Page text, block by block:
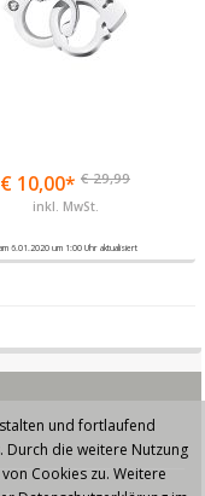
€ 10,00* € 29,99
inkl. MwSt.
6.01.2020 um 1:00 Uhr aktualisiert
und fortlaufend
Durch die weitere Nutzung
Cookies zu. Weitere